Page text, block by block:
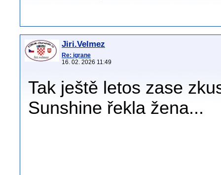
Jiri.Velmez
Re: igrane
16. 02. 2026 11:49
Tak ještě letos zase
Sunshine řekla žena...